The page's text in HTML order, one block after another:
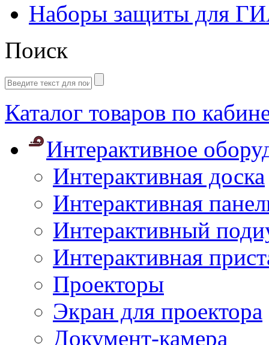
Наборы защиты для
Поиск
Каталог товаров по
Интерактивное
Интерактивная доска
Интерактивная
Интерактивный
Интерактивная
Проекторы
Экран для проектора
Документ-камера